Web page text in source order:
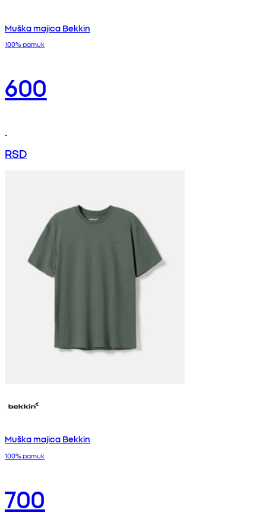
Muška majica Bekkin
100% pamuk
600
RSD
Muška majica Bekkin
100% pamuk
700